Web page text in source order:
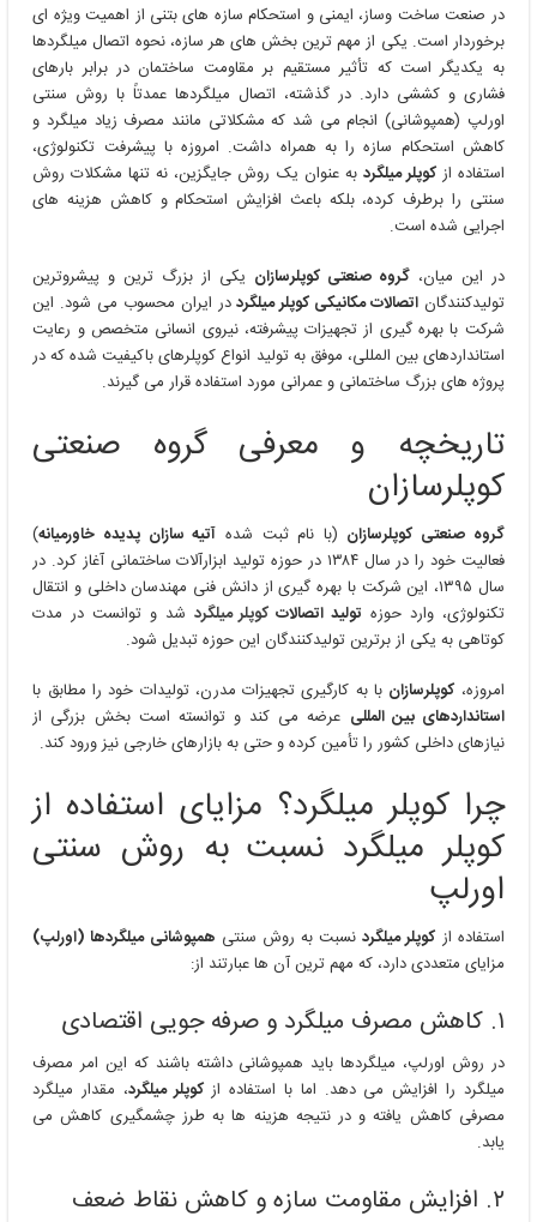
در صنعت ساخت وساز، ایمنی و استحکام سازه های بتنی از اهمیت ویژه ای
برخوردار است. یکی از مهم ترین بخش های هر سازه، نحوه اتصال میلگردها
به یکدیگر است که تأثیر مستقیم بر مقاومت ساختمان در برابر بارهای
فشاری و کششی دارد. در گذشته، اتصال میلگردها عمدتاً با روش سنتی
اورلپ (همپوشانی) انجام می شد که مشکلاتی مانند مصرف زیاد میلگرد و
کاهش استحکام سازه را به همراه داشت. امروزه با پیشرفت تکنولوژی،
استفاده ازکوپلر میلگرد به عنوان یک روش جایگزین، نه تنها مشکلات روش
سنتی را برطرف کرده، بلکه باعث افزایش استحکام و کاهش هزینه های
اجرایی شده است.
در این میان،گروه صنعتی کوپلرسازان یکی از بزرگ ترین و پیشروترین
تولیدکنندگاناتصالات مکانیکی کوپلر میلگرددر ایران محسوب می شود. این
شرکت با بهره گیری از تجهیزات پیشرفته، نیروی انسانی متخصص و رعایت
استانداردهای بین المللی، موفق به تولید انواع کوپلرهای باکیفیت شده که در
پروژه های بزرگ ساختمانی و عمرانی مورد استفاده قرار می گیرند.
تاریخچه و معرفی گروه صنعتی
کوپلرسازان
گروه صنعتی کوپلرسازان (با نام ثبت شده آتیه سازان پدیده خاورمیانه)
فعالیت خود را در سال ۱۳۸۴ در حوزه تولید ابزارآلات ساختمانی آغاز کرد. در
سال ۱۳۹۵، این شرکت با بهره گیری از دانش فنی مهندسان داخلی و انتقال
تکنولوژی، وارد حوزه تولید اتصالات کوپلر میلگرد شد و توانست در مدت
کوتاهی به یکی از برترین تولیدکنندگان این حوزه تبدیل شود.
امروزه، کوپلرسازان با به کارگیری تجهیزات مدرن، تولیدات خود را مطابق با
استانداردهای بین المللی عرضه می کند و توانسته است بخش بزرگی از
نیازهای داخلی کشور را تأمین کرده و حتی به بازارهای خارجی نیز ورود کند.
چرا کوپلر میلگرد؟ مزایای استفاده از
کوپلر میلگرد نسبت به روش سنتی
اورلپ
استفاده از کوپلر میلگردنسبت به روش سنتی همپوشانی میلگردها (اورلپ)
مزایای متعددی دارد، که مهم ترین آن ها عبارتند از:
۱. کاهش مصرف میلگرد و صرفه جویی اقتصادی
در روش اورلپ، میلگردها باید همپوشانی داشته باشند که این امر مصرف
میلگرد را افزایش می دهد. اما با استفاده ازکوپلر میلگرد، مقدار میلگرد
مصرفی کاهش یافته و در نتیجه هزینه ها به طرز چشمگیری کاهش می
یابد.
۲. افزایش مقاومت سازه و کاهش نقاط ضعف